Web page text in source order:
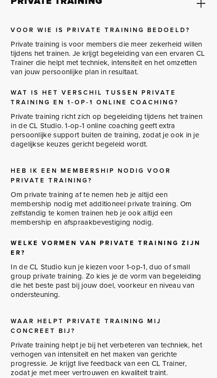
VOOR WIE IS PRIVATE TRAINING BEDOELD?
Private training is voor members die meer zekerheid willen
tijdens het trainen. Je krijgt begeleiding van een ervaren CL
Trainer die helpt met techniek, intensiteit en het omzetten
van jouw persoonlijke plan in resultaat.
WAT IS HET VERSCHIL TUSSEN PRIVATE
TRAINING EN 1-OP-1 ONLINE COACHING?
Private training richt zich op begeleiding tijdens het trainen
in de CL Studio. 1-op-1 online coaching geeft extra
persoonlijke support buiten de training, zodat je ook in je
dagelijkse keuzes gericht begeleid wordt.
HEB IK EEN MEMBERSHIP NODIG VOOR
PRIVATE TRAINING?
Om private training af te nemen heb je altijd een
membership nodig met additioneel private training. Om
zelfstandig te komen trainen heb je ook altijd een
membership en afspraakbevestiging nodig.
WELKE VORMEN VAN PRIVATE TRAINING ZIJN
ER?
In de CL Studio kun je kiezen voor 1-op-1, duo of small
group private training. Zo kies je de vorm van begeleiding
die het beste past bij jouw doel, voorkeur en niveau van
ondersteuning.
WAAR HELPT PRIVATE TRAINING MIJ
CONCREET BIJ?
Private training helpt je bij het verbeteren van techniek, het
verhogen van intensiteit en het maken van gerichte
progressie. Je krijgt live feedback van een CL Trainer,
zodat je met meer vertrouwen en kwaliteit traint.